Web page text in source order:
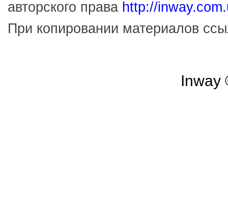
авторского права http://
При копировании материалов
Inway